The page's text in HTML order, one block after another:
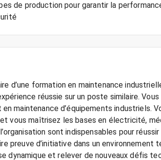
de production pour garantir la
- Veiller au respect des consignes de sécurité
d’une formation en maintenance
réussie sur un poste similaire.
maintenance d’équipements industriels.
vous maîtrisez les bases en électricité,
sont indispensables pour
preuve d’initiative dans un environnement
dynamique et relever de nouveaux défis